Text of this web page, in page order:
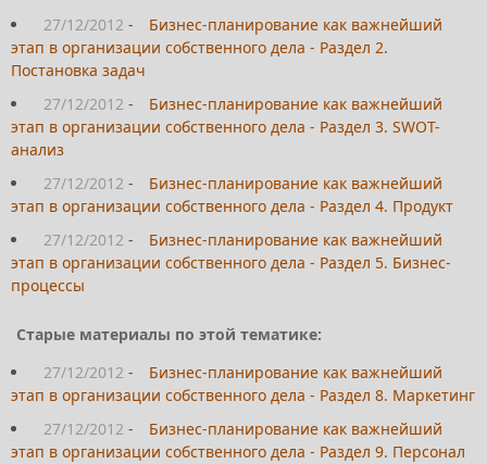
27/12/2012 -
Бизнес-планирование как важнейший
этап в организации собственного дела - Раздел 2.
Постановка задач
27/12/2012 -
Бизнес-планирование как важнейший
этап в организации собственного дела - Раздел 3. SWOT-
анализ
27/12/2012 -
Бизнес-планирование как важнейший
этап в организации собственного дела - Раздел 4. Продукт
27/12/2012 -
Бизнес-планирование как важнейший
этап в организации собственного дела - Раздел 5. Бизнес-
процессы
Старые материалы по этой тематике:
27/12/2012 -
Бизнес-планирование как важнейший
этап в организации собственного дела - Раздел 8. Маркетинг
27/12/2012 -
Бизнес-планирование как важнейший
этап в организации собственного дела - Раздел 9. Персонал